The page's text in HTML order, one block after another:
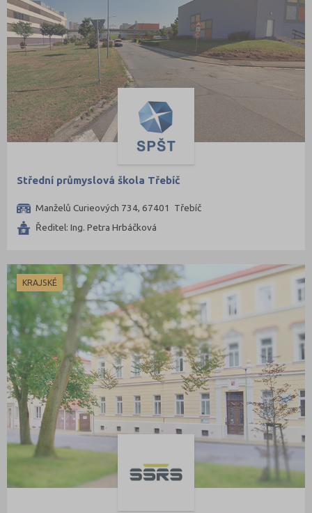
Střední průmyslová škola Třebíč
Manželů Curieových 734, 67401 Třebíč
Ředitel: Ing. Petra Hrbáčková
KRAJSKÉ